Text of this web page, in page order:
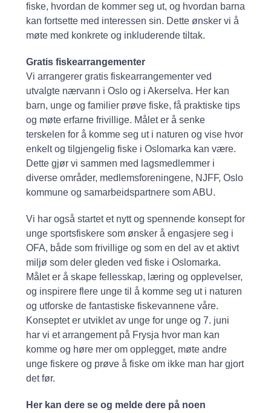
fiske, hvordan de kommer seg ut, og hvordan barna
kan fortsette med interessen sin. Dette ønsker vi å
møte med konkrete og inkluderende tiltak.
Gratis fiskearrangementer
Vi arrangerer gratis fiskearrangementer ved
utvalgte nærvann i Oslo og i Akerselva. Her kan
barn, unge og familier prøve fiske, få praktiske tips
og møte erfarne frivillige. Målet er å senke
terskelen for å komme seg ut i naturen og vise hvor
enkelt og tilgjengelig fiske i Oslomarka kan være.
Dette gjør vi sammen med lagsmedlemmer i
diverse områder, medlemsforeningene, NJFF, Oslo
kommune og samarbeidspartnere som ABU.
Vi har også startet et nytt og spennende konsept for
unge sportsfiskere som ønsker å engasjere seg i
OFA, både som frivillige og som en del av et aktivt
miljø som deler gleden ved fiske i Oslomarka.
Målet er å skape fellesskap, læring og opplevelser,
og inspirere flere unge til å komme seg ut i naturen
og utforske de fantastiske fiskevannene våre.
Konseptet er utviklet av unge for unge og 7. juni
har vi et arrangement på Frysja hvor man kan
komme og høre mer om opplegget, møte andre
unge fiskere og prøve å fiske om ikke man har gjort
det før.
Her kan dere se og melde dere på noen